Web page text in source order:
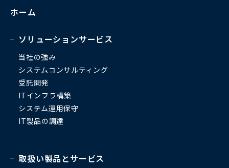
ホーム
ソリューションサービス
当社の強み
システムコンサルティング
受託開発
ITインフラ構築
システム運用保守
IT製品の調達
取扱い製品とサービス